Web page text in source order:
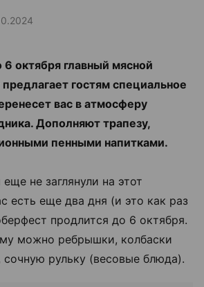
октября главный мясной
гостям специальное
вас в атмосферу
Дополняют трапезу,
пенными напитками.
не заглянули на этот
есть еще два дня (и это как раз
продлится до 6 октября.
можно ребрышки, колбаски
сочную рульку (весовые блюда).